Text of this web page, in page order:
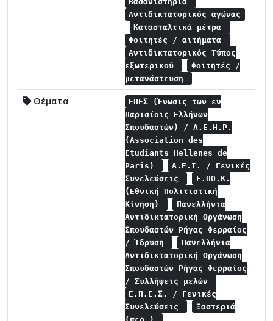
Αντιδικτατορικός αγώνας
Κατασταλτικά μέτρα
Φοιτητές / αιτήματα
Αντιδικτατορικός Τύπος
εξωτερικού
Φοιτητές /
μετανάστευση
Θέματα
ΕΠΕΣ (Ένωσις των εν
Παρισίοις Ελλήνων
Σπουδαστών) / A.E.H.P.
(Association des
Etudiants Hellenes de
Paris)
Α.Ε.Ι. / Γενικές
Συνελεύσεις
Ε.ΠΟ.Κ.
(Εθνική Πολιτιστική
Κίνηση)
Πανελλήνια
Αντιδικτατορική Οργάνωση
Σπουδαστών Ρήγας Φερραίος
/ Ίδρυση
Πανελλήνια
Αντιδικτατορική Οργάνωση
Σπουδαστών Ρήγας Φερραίος
/ Συλλήψεις μελών
Ε.Π.Ε.Σ. / Γενικές
Συνελεύσεις
Ξαστεριά